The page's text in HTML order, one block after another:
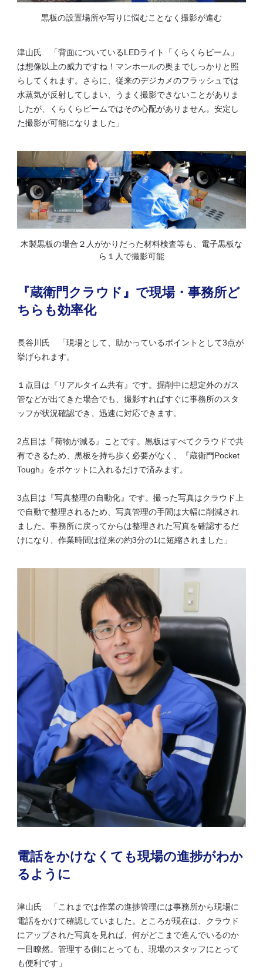
黒板の設置場所や写りに悩むことなく撮影が進む
津山氏 「背面についているLEDライト「くらくらビーム」
は想像以上の威力ですね！マンホールの奥までしっかりと照
らしてくれます。さらに、従来のデジカメのフラッシュでは
水蒸気が反射してしまい、うまく撮影できないことがありま
したが、くらくらビームではその心配がありません。安定し
た撮影が可能になりました」
木製黒板の場合２人がかりだった材料検査等も、電子黒板な
ら１人で撮影可能
『蔵衛門クラウド』で現場・事務所ど
ちらも効率化
長谷川氏 「現場として、助かっているポイントとして3点が
挙げられます。
１点目は『リアルタイム共有』です。掘削中に想定外のガス
管などが出てきた場合でも、撮影すればすぐに事務所のスタ
ッフが状況確認でき、迅速に対応できます。
2点目は『荷物が減る』ことです。黒板はすべてクラウドで共
有できるため、黒板を持ち歩く必要がなく、『蔵衛門Pocket
Tough』をポケットに入れるだけで済みます。
3点目は『写真整理の自動化』です。撮った写真はクラウド上
で自動で整理されるため、写真管理の手間は大幅に削減され
ました。事務所に戻ってからは整理された写真を確認するだ
けになり、作業時間は従来の約3分の1に短縮されました」
電話をかけなくても現場の進捗がわか
るように
津山氏 「これまでは作業の進捗管理には事務所から現場に
電話をかけて確認していました。ところが現在は、クラウド
にアップされた写真を見れば、何がどこまで進んでいるのか
一目瞭然。管理する側にとっても、現場のスタッフにとって
も便利です」